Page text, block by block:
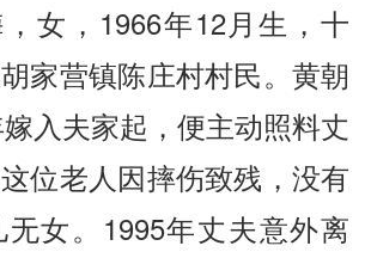
女，1966年12月生，十
家营镇陈庄村村民。黄朝
入夫家起，便主动照料丈
位老人因摔伤致残，没有
女。1995年丈夫意外离